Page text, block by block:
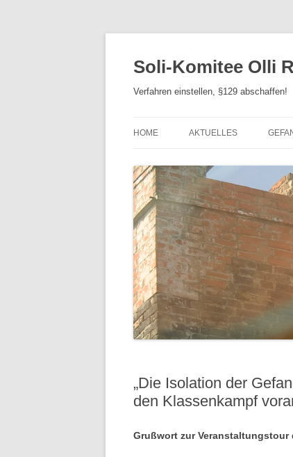
Soli-Komitee Olli
Verfahren einstellen, §129 abschaffen!
HOME AKTUELLES
„Die Isolation der
den Klassenkampf
Grußwort zur Veranstaltungstour